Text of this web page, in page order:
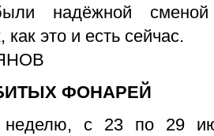
надёжной сменой
как это и есть сейчас.
ФОНАРЕЙ
с 23 по 29